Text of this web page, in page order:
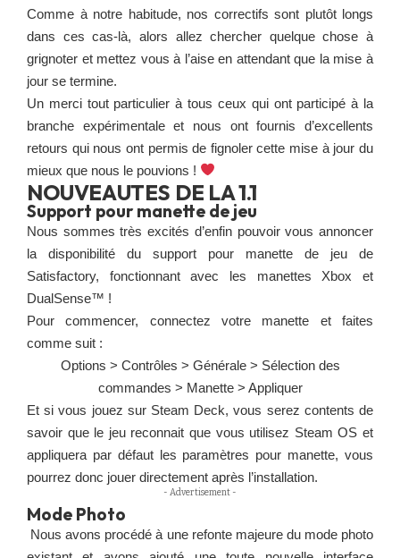
Comme à notre habitude, nos correctifs sont plutôt longs
dans ces cas-là, alors allez chercher quelque chose à
grignoter et mettez vous à l’aise en attendant que la mise à
jour se termine.
Un merci tout particulier à tous ceux qui ont participé à la
branche expérimentale et nous ont fournis d’excellents
retours qui nous ont permis de fignoler cette mise à jour du
mieux que nous le pouvions !
NOUVEAUTES DE LA 1.1
Support pour manette de jeu
Nous sommes très excités d’enfin pouvoir vous annoncer
la disponibilité du support pour manette de jeu de
Satisfactory, fonctionnant avec les manettes Xbox et
DualSense™ !
Pour commencer, connectez votre manette et faites
comme suit :
Options > Contrôles > Générale > Sélection des
commandes > Manette > Appliquer
Et si vous jouez sur Steam Deck, vous serez contents de
savoir que le jeu reconnait que vous utilisez Steam OS et
appliquera par défaut les paramètres pour manette, vous
pourrez donc jouer directement après l’installation.
- Advertisement -
Mode Photo
Nous avons procédé à une refonte majeure du mode photo